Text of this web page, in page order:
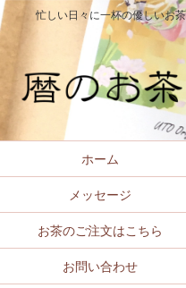
忙しい日々に一杯の優しいお
ホーム
メッセージ
お茶のご注文はこちら
お問い合わせ